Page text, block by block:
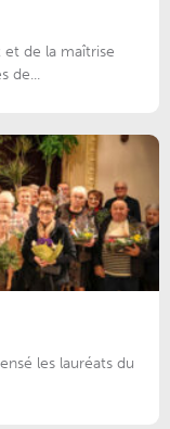
de la maîtrise
de...
les lauréats du